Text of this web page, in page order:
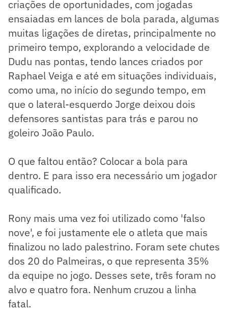
criações de oportunidades, com jogadas
ensaiadas em lances de bola parada, algumas
muitas ligações de diretas, principalmente no
primeiro tempo, explorando a velocidade de
Dudu nas pontas, tendo lances criados por
Raphael Veiga e até em situações individuais,
como uma, no início do segundo tempo, em
que o lateral-esquerdo Jorge deixou dois
defensores santistas para trás e parou no
goleiro João Paulo.
O que faltou então? Colocar a bola para
dentro. E para isso era necessário um jogador
qualificado.
Rony mais uma vez foi utilizado como 'falso
nove', e foi justamente ele o atleta que mais
finalizou no lado palestrino. Foram sete chutes
dos 20 do Palmeiras, o que representa 35%
da equipe no jogo. Desses sete, três foram no
alvo e quatro fora. Nenhum cruzou a linha
fatal.